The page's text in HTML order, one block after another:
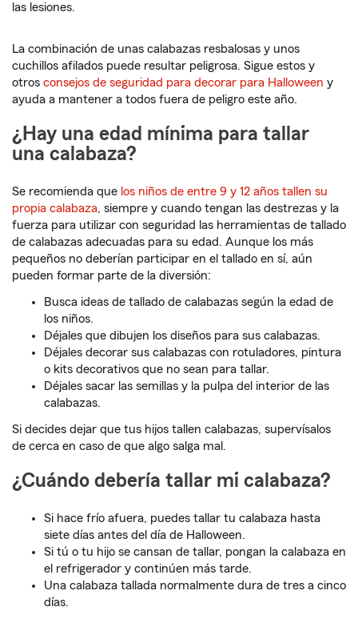
las lesiones.
La combinación de unas calabazas resbalosas y unos
cuchillos afilados puede resultar peligrosa. Sigue estos y
otros consejos de seguridad para decorar para Halloween y
ayuda a mantener a todos fuera de peligro este año.
¿Hay una edad mínima para tallar
una calabaza?
Se recomienda que los niños de entre 9 y 12 años tallen su
propia calabaza, siempre y cuando tengan las destrezas y la
fuerza para utilizar con seguridad las herramientas de tallado
de calabazas adecuadas para su edad. Aunque los más
pequeños no deberían participar en el tallado en sí, aún
pueden formar parte de la diversión:
Busca ideas de tallado de calabazas según la edad de
los niños.
Déjales que dibujen los diseños para sus calabazas.
Déjales decorar sus calabazas con rotuladores, pintura
o kits decorativos que no sean para tallar.
Déjales sacar las semillas y la pulpa del interior de las
calabazas.
Si decides dejar que tus hijos tallen calabazas, supervísalos
de cerca en caso de que algo salga mal.
¿Cuándo debería tallar mi calabaza?
Si hace frío afuera, puedes tallar tu calabaza hasta
siete días antes del día de Halloween.
Si tú o tu hijo se cansan de tallar, pongan la calabaza en
el refrigerador y continúen más tarde.
Una calabaza tallada normalmente dura de tres a cinco
días.